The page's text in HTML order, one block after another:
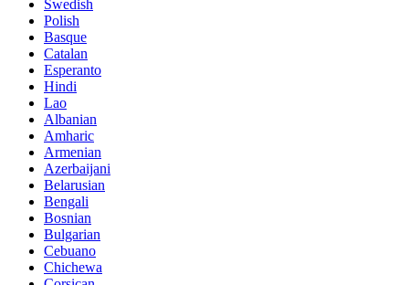
Swedish
Polish
Basque
Catalan
Esperanto
Hindi
Lao
Albanian
Amharic
Armenian
Azerbaijani
Belarusian
Bengali
Bosnian
Bulgarian
Cebuano
Chichewa